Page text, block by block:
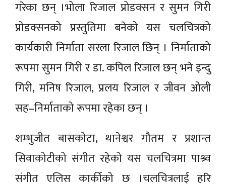
गरेका छन् ।भोला रिजाल प्रोडक्सन र सुमन गिरी
प्रोडक्सनको प्रस्तुतिमा बनेको यस चलचित्रको
कार्यकारी निर्माता सरला रिजाल छिन् । निर्माताको
रूपमा सुमन गिरी र डा. कपिल रिजाल छन् भने इन्दु
गिरी, मनिष रिजाल, प्रलय रिजाल र जीवन ओली
सह–निर्माताको रूपमा रहेका छन् ।
शम्भुजीत बासकोटा, थानेश्वर गौतम र प्रशान्त
सिवाकोटीको संगीत रहेको यस चलचित्रमा पाश्र्व
संगीत एलिस कार्कीको छ ।चलचित्रलाई हरि